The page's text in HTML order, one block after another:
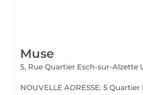
Muse
5, Rue Quartier Esch-sur-Alzette
NOUVELLE ADRESSE: 5